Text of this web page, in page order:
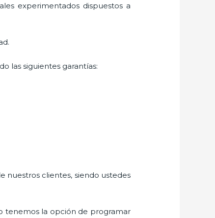
experimentados dispuestos a
las siguientes garantías:
nuestros clientes, siendo ustedes
tenemos la opción de programar